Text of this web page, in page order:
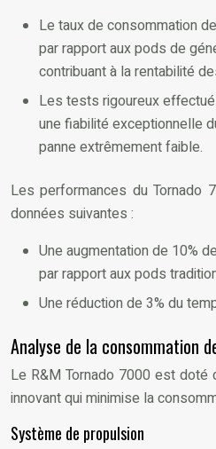
Le taux de consommation
par rapport aux pods de
contribuant à la rentabilité
Les tests rigoureux
une fiabilité exceptionnelle
panne extrêmement faible.
Les performances du Tornado
données suivantes :
Une augmentation de 10%
par rapport aux pods
Une réduction de 3% du
Analyse de la consommation
Le R&M Tornado 7000 est doté
innovant qui minimise la
Système de propulsion